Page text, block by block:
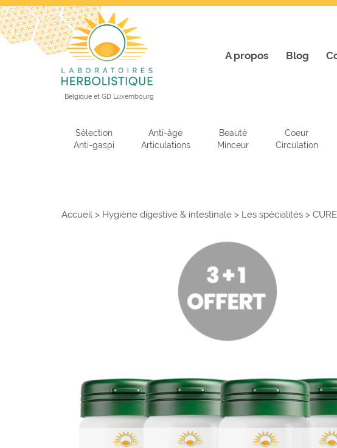
Belgique et GD Luxembourg
A propos Blog
Sélection
Anti-gaspi
Anti-âge
Articulations
Beauté
Minceur
Coeur
Circulation
Accueil > Hygiène digestive & intestinale> Les spécialités>